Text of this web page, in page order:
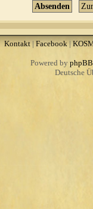
Kontakt| Facebook |
Powered by phpBB
Deutsche